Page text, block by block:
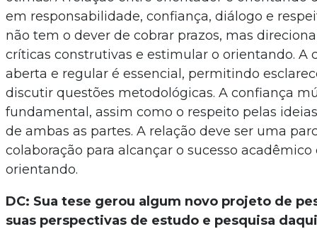
em responsabilidade, confiança, diálogo e
não tem o dever de cobrar prazos, mas
críticas construtivas e estimular o orientando. A
aberta e regular é essencial, permitindo
discutir questões metodológicas. A confiança
fundamental, assim como o respeito pelas
de ambas as partes. A relação deve ser uma
colaboração para alcançar o sucesso
orientando.
DC: Sua tese gerou algum novo projeto de
suas perspectivas de estudo e pesquisa